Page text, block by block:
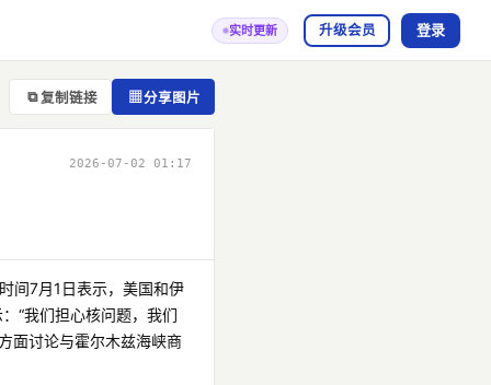
实时更新 升级会员 登录
⧉ 复制链接 ▦分享图片
2026-07-02 01:17
间7月1日表示，美国和伊
“我们担心核问题，我们
面讨论与霍尔木兹海峡商